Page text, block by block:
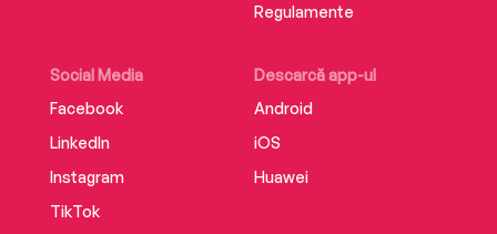
Social Media
Facebook
LinkedIn
Instagram
TikTok
Descarcă app-ul
Android
iOS
Huawei
Regulamente